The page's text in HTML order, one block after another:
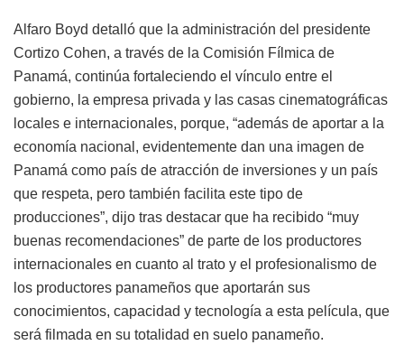
Alfaro Boyd detalló que la administración del presidente
Cortizo Cohen, a través de la Comisión Fílmica de
Panamá, continúa fortaleciendo el vínculo entre el
gobierno, la empresa privada y las casas cinematográficas
locales e internacionales, porque, “además de aportar a la
economía nacional, evidentemente dan una imagen de
Panamá como país de atracción de inversiones y un país
que respeta, pero también facilita este tipo de
producciones”, dijo tras destacar que ha recibido “muy
buenas recomendaciones” de parte de los productores
internacionales en cuanto al trato y el profesionalismo de
los productores panameños que aportarán sus
conocimientos, capacidad y tecnología a esta película, que
será filmada en su totalidad en suelo panameño.